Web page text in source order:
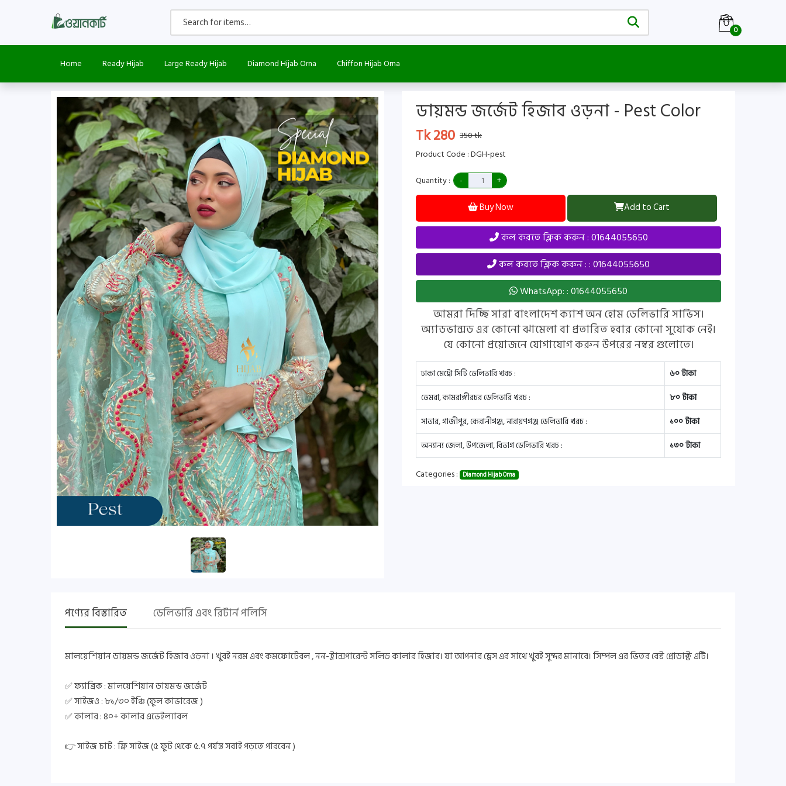
0
Home Ready Hijab Large Ready Hijab Diamond Hijab Orna Chiffon Hijab Orna
ডায়মন্ড জর্জেট হিজাব ওড়না - Pest Color
Tk 280 350 tk
Product Code : DGH-pest
Quantity :
Buy Now Add to Cart
কল করতে ক্লিক করুন : 01644055650
কল করতে ক্লিক করুন : : 01644055650
WhatsApp: : 01644055650
আমরা দিচ্ছি সারা বাংলাদেশ ক্যাশ অন হোম ডেলিভারি সার্ভিস।
অ্যাডভান্সড এর কোনো ঝামেলা বা প্রতারিত হবার কোনো সুযোক নেই।
যে কোনো প্রয়োজনে যোগাযোগ করুন উপরের নম্বর গুলোতে।
ঢাকা মেট্রো সিটি ডেলিভারি খরচ :
৬০ টাকা
ডেমরা, কামরাঙ্গীরচর ডেলিভারি খরচ :
৮০ টাকা
সাভার, গাজীপুর, কেরানীগঞ্জ, নারায়ণগঞ্জ ডেলিভারি খরচ :
১০০ টাকা
অন্যান্য জেলা, উপজেলা, বিভাগ ডেলিভারি খরচ :
১৩০ টাকা
Categories : Diamond Hijab Orna
পণ্যের বিস্তারিত ডেলিভারি এবং রিটার্ন পলিসি
মালয়েশিয়ান ডায়মন্ড জর্জেট হিজাব ওড়না । খুবই নরম এবং কমফোর্টেবল , নন-ট্রান্সপারেন্ট সলিড কালার হিজাব। যা আপনার ড্রেস এর সাথে খুবই সুন্দর মানাবে। সিম্পল এর ভিতর বেস্ট প্রোডাক্ট এটি।
✅ ফ্যাব্রিক : মালয়েশিয়ান ডায়মন্ড জর্জেট
✅ সাইজও : ৮১/৩০ ইঞ্চি (ফুল কাভারেজ )
✅ কালার : ৪০+ কালার এভেইল্যাবল
👉 সাইজ চার্ট : ফ্রি সাইজ (৫ ফুট থেকে ৫.৭ পর্যন্ত সবাই পড়তে পারবেন )